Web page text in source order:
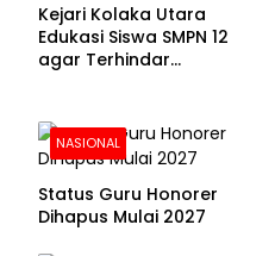
Kejari Kolaka Utara
Edukasi Siswa SMPN 12
agar Terhindar
NASIONAL
Status Guru Honorer
Dihapus Mulai 2027